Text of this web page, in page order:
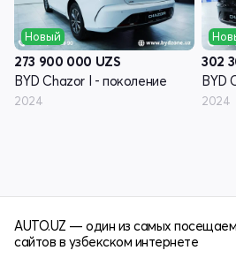
Новый
273 900 000 UZS
BYD Chazor I - поколение
2024
302
BYD
2024
AUTO.UZ — один из самых
сайтов в узбекском интернете